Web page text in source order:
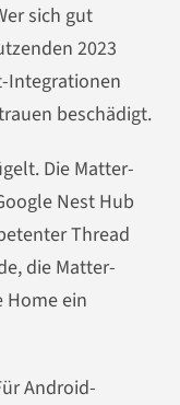
sich gut
2023
Integrationen
beschädigt.
Die Matter-
Nest Hub
Thread
die Matter-
Home ein
Android-